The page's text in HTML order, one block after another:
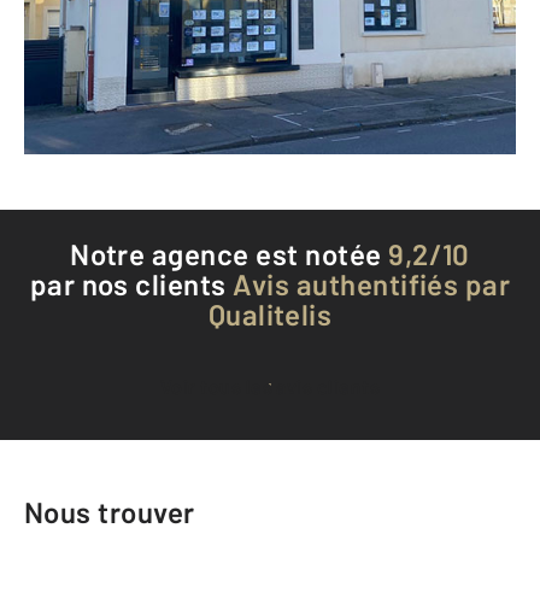
Envoyer un message
Téléphoner à l'agence
Notre agence est notée 9,2/10
par nos clients Avis authentifiés par
Qualitelis
Voir tous les avis clients
Nous trouver